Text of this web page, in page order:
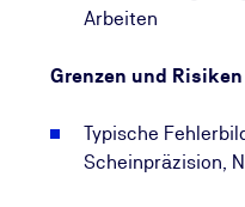
und Risiken
und Templates
Energiemanagement
nachvollziehbar und
Arbeiten
Grenzen und
Typische
Scheinpräzision,